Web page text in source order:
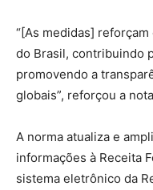
“[As medidas]
do Brasil, contribuindo
promovendo a
globais”, reforçou a
A norma atualiza e
informações à Receita
sistema eletrônico da